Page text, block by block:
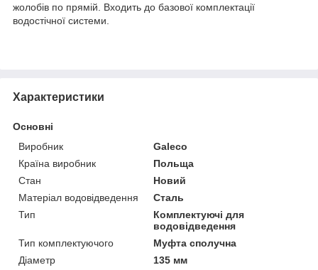
жолобів по прямій. Входить до базової комплектації
водостічної системи.
Характеристики
Основні
Виробник
Galeco
Країна виробник
Польща
Стан
Новий
Матеріал водовідведення
Сталь
Тип
Комплектуючі для
водовідведення
Тип комплектуючого
Муфта сполучна
Діаметр
135 мм